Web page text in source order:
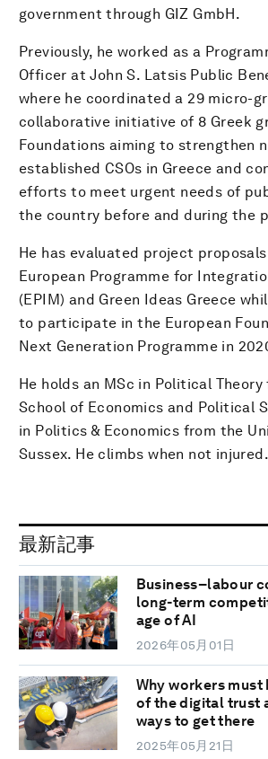
government through GIZ GmbH.
Previously, he worked as a
Officer at John S. Latsis Public
where he coordinated a 29 micro-
collaborative initiative of 8 Greek
Foundations aiming to strengthen
established CSOs in Greece and
efforts to meet urgent needs of
the country before and during the
He has evaluated project
European Programme for
(EPIM) and Green Ideas Greece
to participate in the European
Next Generation Programme in
He holds an MSc in Political
School of Economics and Political
in Politics & Economics from the
Sussex. He climbs when not injured.
最新記事
Business–labour
long-term
age of AI
2026年05月01日
Why workers must
of the digital trust
ways to get there
2025年05月21日